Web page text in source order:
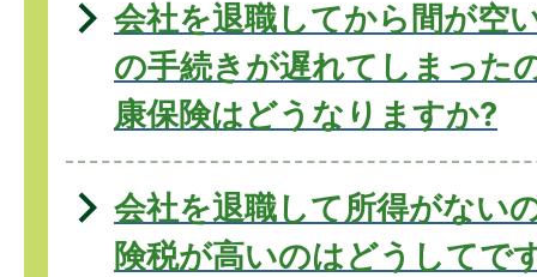
会社を退職してから間が空
の手続きが遅れてしまった
康保険はどうなりますか?
会社を退職して所得がない
険税が高いのはどうしてで